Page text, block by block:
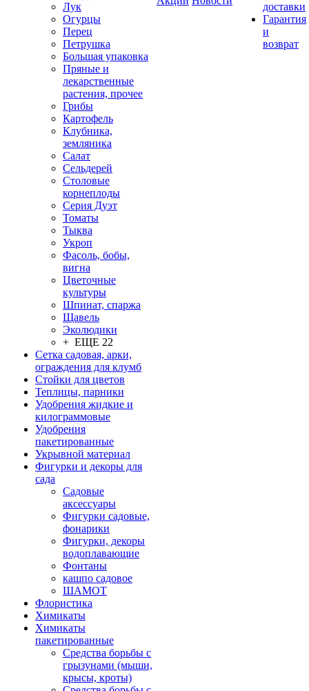
Лук
Огурцы
Перец
Петрушка
Большая упаковка
Пряные и
лекарственные
растения, прочее
Грибы
Картофель
Клубника,
земляника
Салат
Сельдерей
Столовые
корнеплоды
Серия Дуэт
Томаты
Тыква
Укроп
Фасоль, бобы,
вигна
Цветочные
культуры
Шпинат, спаржа
Щавель
Эколюдики
+ ЕЩЕ 22
Сетка садовая, арки,
ограждения для клумб
Стойки для цветов
Теплицы, парники
Удобрения жидкие и
килограммовые
Удобрения
пакетированные
Укрывной материал
Фигурки и декоры для
сада
Садовые
аксессуары
Фигурки садовые,
фонарики
Фигурки, декоры
водоплавающие
Фонтаны
кашпо садовое
ШАМОТ
Флористика
Химикаты
Химикаты
пакетированные
Средства борьбы с
грызунами (мыши,
крысы, кроты)
доставки
Гарантия
и
возврат